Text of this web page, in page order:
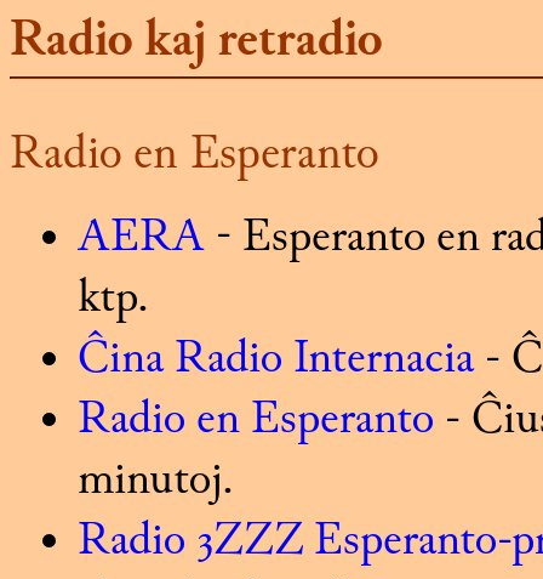
Radio kaj retradio
Radio en Esperanto
AERA - Esperanto en
ktp.
Ĉina Radio Internacia-
Radio en Esperanto -
minutoj.
Radio 3ZZZ Esperanto-